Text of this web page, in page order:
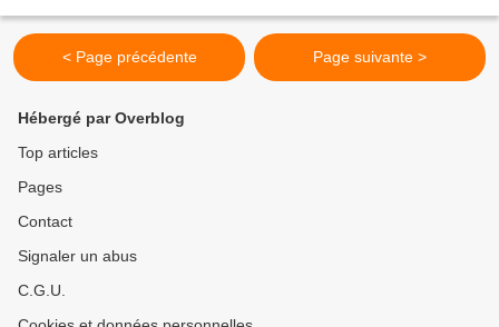
< Page précédente Page suivante >
Hébergé par Overblog
Top articles
Pages
Contact
Signaler un abus
C.G.U.